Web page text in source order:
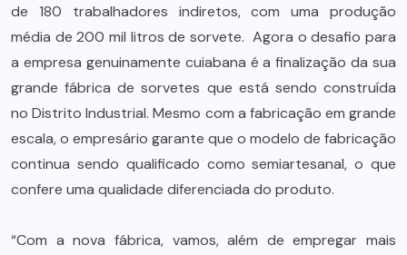
de 180 trabalhadores indiretos, com uma produção
média de 200 mil litros de sorvete. Agora o desafio para
a empresa genuinamente cuiabana é a finalização da sua
grande fábrica de sorvetes que está sendo construída
no Distrito Industrial. Mesmo com a fabricação em grande
escala, o empresário garante que o modelo de fabricação
continua sendo qualificado como semiartesanal, o que
confere uma qualidade diferenciada do produto.
“Com a nova fábrica, vamos, além de empregar mais